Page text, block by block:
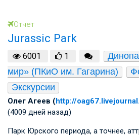
Отчет
Jurassic Park
6001 1
мир» (ПКиО им. Гагарина)
Экскурсии
Олег Агеев (http://
(4009 дней назад)
Парк Юрского периода, а точнее,